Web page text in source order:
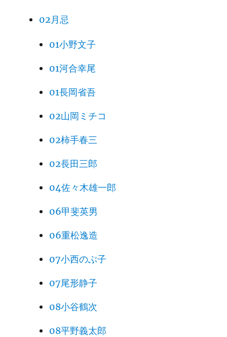
02月忌
01小野文子
01河合幸尾
01長岡省吾
02山岡ミチコ
02柿手春三
02長田三郎
04佐々木雄一郎
06甲斐英男
06重松逸造
07小西のぶ子
07尾形静子
08小谷鶴次
08平野義太郎